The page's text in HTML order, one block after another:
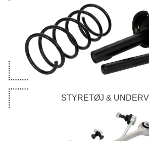
STYRETØJ &